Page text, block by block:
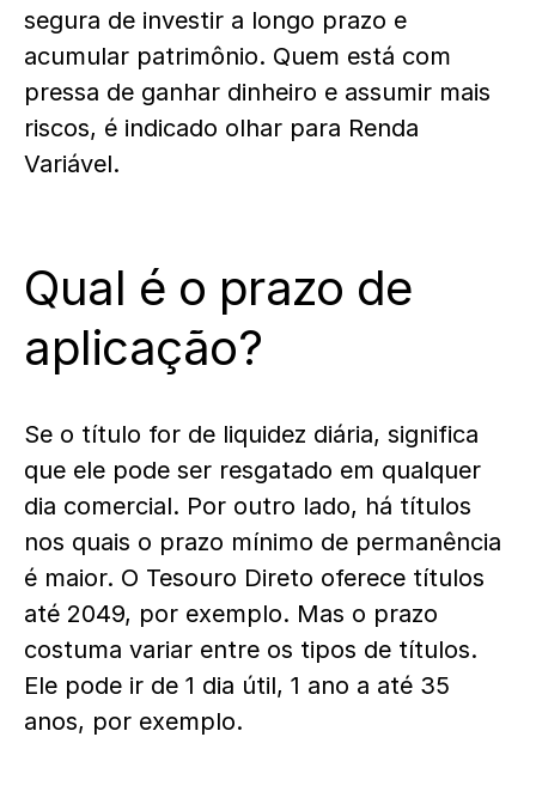
segura de investir a longo prazo e
acumular patrimônio. Quem está com
pressa de ganhar dinheiro e assumir mais
riscos, é indicado olhar para Renda
Variável.
Qual é o prazo de
aplicação?
Se o título for de liquidez diária, significa
que ele pode ser resgatado em qualquer
dia comercial. Por outro lado, há títulos
nos quais o prazo mínimo de permanência
é maior. O Tesouro Direto oferece títulos
até 2049, por exemplo. Mas o prazo
costuma variar entre os tipos de títulos.
Ele pode ir de 1 dia útil, 1 ano a até 35
anos, por exemplo.